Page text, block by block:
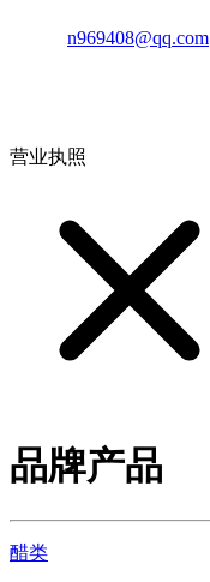
n969408@qq.com
营业执照
品牌产品
醋类